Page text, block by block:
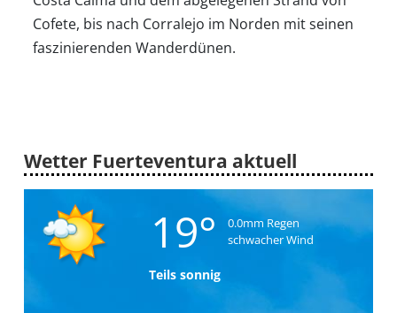
Cofete, bis nach Corralejo im Norden mit seinen
faszinierenden Wanderdünen.
Wetter Fuerteventura aktuell
19°
0.0mm Regen
schwacher Wind
Teils sonnig